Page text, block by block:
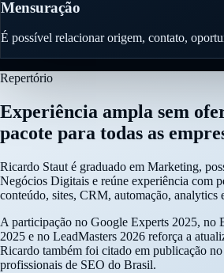
Mensuração
É possível relacionar origem, contato,
Repertório
Experiência ampla sem
pacote para todas as
Ricardo Staut é graduado em Marketing,
Negócios Digitais e reúne experiência com
conteúdo, sites, CRM, automação, analytics
A participação no Google Experts 2025, no
2025 e no LeadMasters 2026 reforça a
Ricardo também foi citado em publicação no
profissionais de SEO do Brasil.